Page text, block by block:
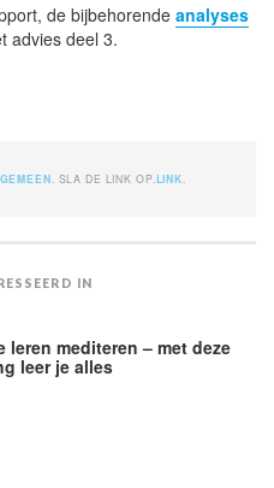
de bijbehorendeanalyses
advies deel 3.
. SLA DE LINK OP. LINK
IN
leren mediteren – met deze
leer je alles